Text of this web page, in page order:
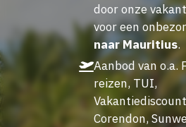
door onze
voor een
naar Mauritius.
Aanbod van o.a.
reizen, TUI,
Corendon,